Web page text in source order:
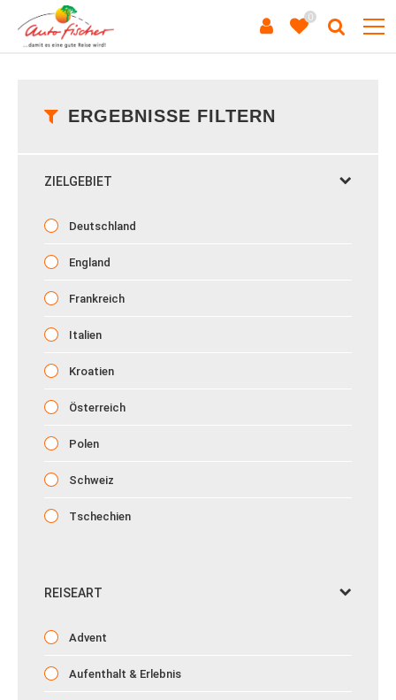
0
ERGEBNISSE FILTERN
ZIELGEBIET
Deutschland
England
Frankreich
Italien
Kroatien
Österreich
Polen
Schweiz
Tschechien
REISEART
Advent
Aufenthalt & Erlebnis